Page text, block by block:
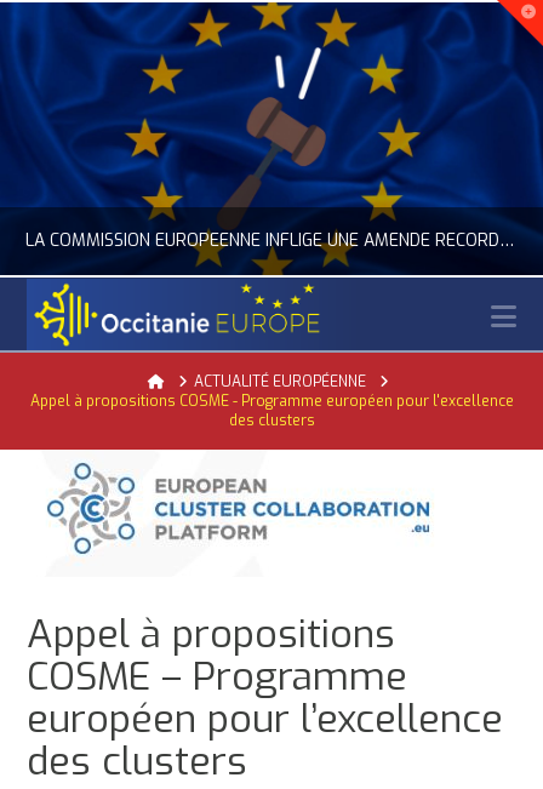
LA COMMISSION EUROPÉENNE INFLIGE UNE AMENDE RECORD À GOOGLE
ACTUALITÉ DE L'UNION EUROPÉENNE, ACTUALITÉ DE LA REPRÉSENTATION D’OCCITANIE EUROPE, NUMÉRIQUE- DIGITAL
HomeACTUALITÉ EUROPÉENNE
Appel à propositions COSME - Programme européen pour l'excellence
des clusters
Appel à propositions
COSME – Programme
européen pour l’excellence
des clusters